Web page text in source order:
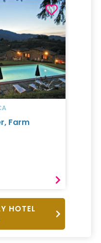
Farm
HOTEL